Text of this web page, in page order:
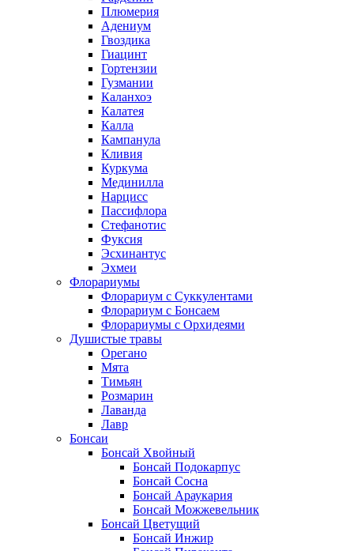
Плюмерия
Адениум
Гвоздика
Гиацинт
Гортензии
Гузмании
Каланхоэ
Калатея
Калла
Кампанула
Кливия
Куркума
Мединилла
Нарцисс
Пассифлора
Стефанотис
Фуксия
Эсхинантус
Эхмеи
Флорариумы
Флорариум с Суккулентами
Флорариум с Бонсаем
Флорариумы с Орхидеями
Душистые травы
Орегано
Мята
Тимьян
Розмарин
Лаванда
Лавр
Бонсаи
Бонсай Хвойный
Бонсай Подокарпус
Бонсай Сосна
Бонсай Араукария
Бонсай Можжевельник
Бонсай Цветущий
Бонсай Инжир